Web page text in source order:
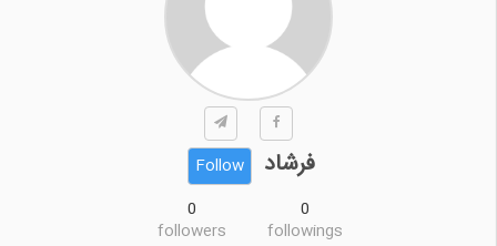
فرشاد
Follow
0
followings
0
followers